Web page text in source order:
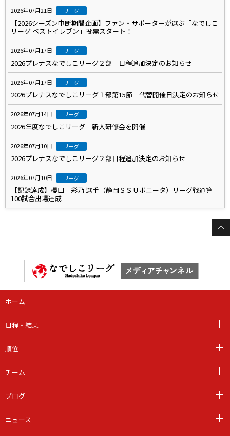
2026年07月21日 リーグ
【2026シーズン中断期間企画】ファン・サポーターが選ぶ「なでしこ
リーグ ベストイレブン」投票スタート！
2026年07月17日 リーグ
2026プレナスなでしこリーグ２部 日程追加決定のお知らせ
2026年07月17日 リーグ
2026プレナスなでしこリーグ１部第15節 代替開催日決定のお知らせ
2026年07月14日 リーグ
2026年度なでしこリーグ 新人研修会を開催
2026年07月10日 リーグ
2026プレナスなでしこリーグ２部日程追加決定のお知らせ
2026年07月10日 リーグ
【記録達成】櫻田 彩乃 選手（静岡ＳＳＵボニータ）リーグ戦通算
100試合出場達成
ホーム
日程・結果
順位
チーム
ブログ
ニュース